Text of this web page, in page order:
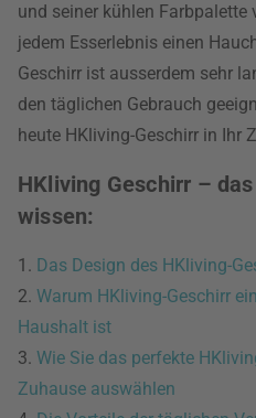
und seiner kühlen Farbpalette
jedem Esserlebnis einen
Geschirr ist ausserdem sehr
den täglichen Gebrauch
heute HKliving-Geschirr in Ihr
HKliving Geschirr –
wissen:
1. Das Design des HKliving-
2. Warum HKliving-Geschirr
Haushalt ist
3. Wie Sie das perfekte
Zuhause auswählen